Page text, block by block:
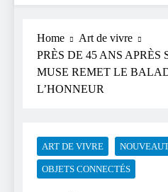
Home
Art de vivre
PRÈS DE 45 ANS
MUSE REMET LE
L’HONNEUR
ART DE VIVRE
OBJETS CONNECTÉS